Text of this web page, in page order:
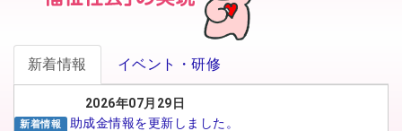
新着情報 イベント・研修
2026年07月29日
新着情報
助成金情報を更新しました。